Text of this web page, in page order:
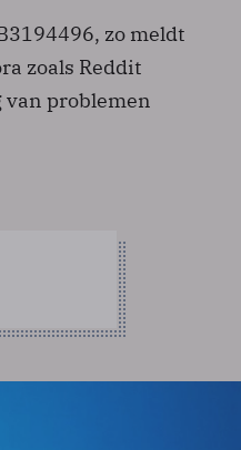
zo meldt
zoals Reddit
problemen